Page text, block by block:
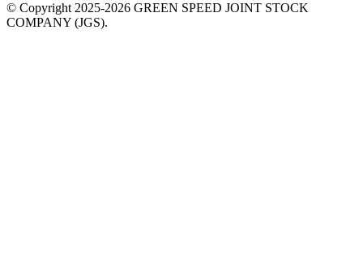
© Copyright 2025-2026 GREEN SPEED JOINT STOCK
COMPANY (JGS).